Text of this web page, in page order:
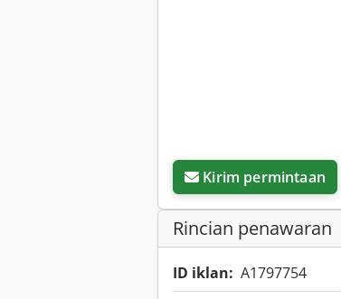
Kirim permintaan
Rincian penawaran
ID iklan: A1797754